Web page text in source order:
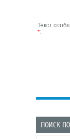
Текст
*:
ПОИСК